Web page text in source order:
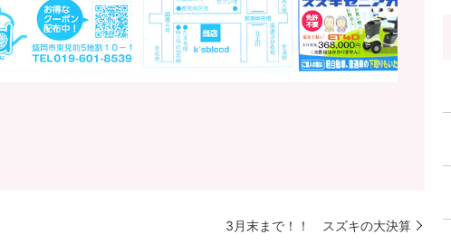
3月末まで！！ スズキの大決算